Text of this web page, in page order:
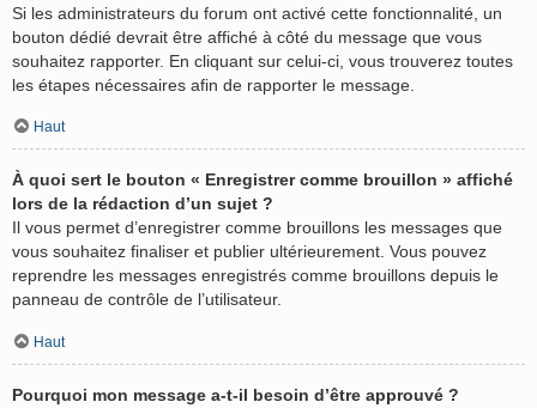
Si les administrateurs du forum ont activé cette fonctionnalité, un
bouton dédié devrait être affiché à côté du message que vous
souhaitez rapporter. En cliquant sur celui-ci, vous trouverez toutes
les étapes nécessaires afin de rapporter le message.
Haut
À quoi sert le bouton « Enregistrer comme brouillon » affiché
lors de la rédaction d’un sujet ?
Il vous permet d’enregistrer comme brouillons les messages que
vous souhaitez finaliser et publier ultérieurement. Vous pouvez
reprendre les messages enregistrés comme brouillons depuis le
panneau de contrôle de l’utilisateur.
Haut
Pourquoi mon message a-t-il besoin d’être approuvé ?